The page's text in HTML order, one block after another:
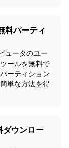
料パーティ
ュータのユー
ールを無料で
ーティション
単な方法を得
ダウンロー